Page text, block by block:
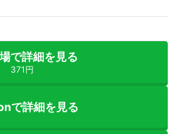
で詳細を見る
371円
で詳細を見る